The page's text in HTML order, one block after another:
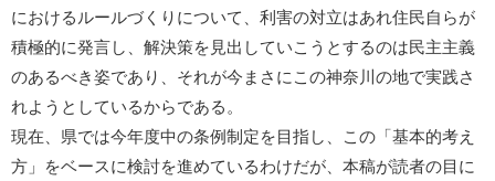
におけるルールづくりについて、利害の対立はあれ住民自らが
積極的に発言し、解決策を見出していこうとするのは民主主義
のあるべき姿であり、それが今まさにこの神奈川の地で実践さ
れようとしているからである。
現在、県では今年度中の条例制定を目指し、この「基本的考え
方」をベースに検討を進めているわけだが、本稿が読者の目に